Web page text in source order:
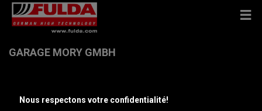
GARAGE MORY GMBH
Nous respectons votre confidentialité!